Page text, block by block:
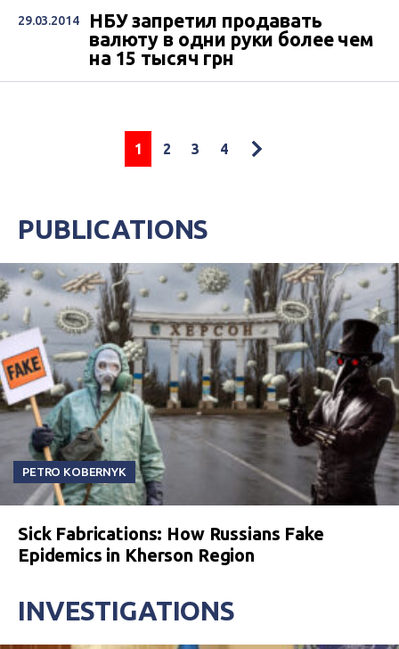
29.03.2014
НБУ запретил продавать
валюту в одни руки более чем
на 15 тысяч грн
1 2 3 4
PUBLICATIONS
PETRO KOBERNYK
Sick Fabrications: How Russians Fake
Epidemics in Kherson Region
INVESTIGATIONS